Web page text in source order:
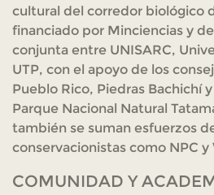
cultural del corredor biológico
financiado por Minciencias y
conjunta entre UNISARC,
UTP, con el apoyo de los
Pueblo Rico, Piedras Bachichí
Parque Nacional Natural
también se suman esfuerzos
conservacionistas como NPC y
COMUNIDAD Y